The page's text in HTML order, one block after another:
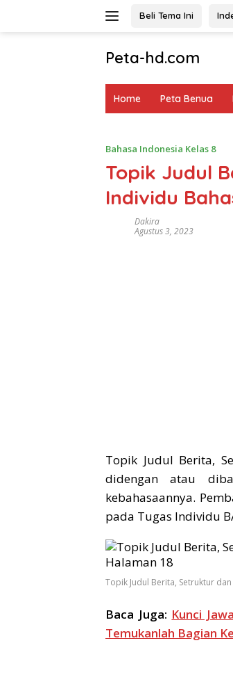
Beli Tema Ini
Peta-hd.com
Gambar
Home Peta Benua
Bahasa Indonesia Kelas 8
Topik Judul
Individu
Dakira
Agustus 3, 2023
Topik Judul Berita,
didengan atau
kebahasaannya.
pada Tugas Individu
Topik Judul Berita, Setruktur
Baca Juga: Kunci
Temukanlah Bagian